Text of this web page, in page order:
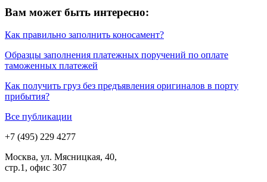
Вам может быть интересно:
Как правильно заполнить коносамент?
Образцы заполнения платежных поручений по оплате
таможенных платежей
Как получить груз без предъявления оригиналов в порту
прибытия?
Все публикации
+7 (495) 229 4277
Москва, ул. Мясницкая, 40,
стр.1, офис 307